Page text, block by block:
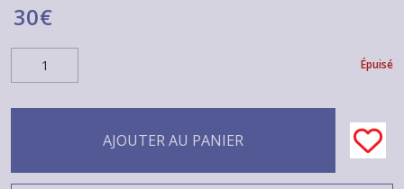
30€
Épuisé
AJOUTER AU PANIER